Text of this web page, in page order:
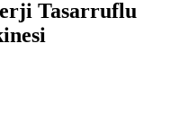
Tasarruflu